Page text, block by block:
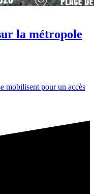
la métropole
mobilisent pour un accès